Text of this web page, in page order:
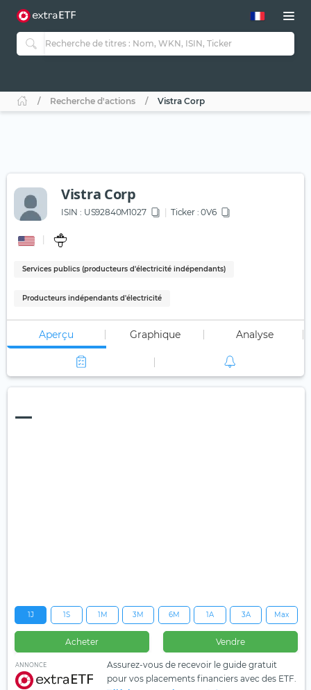
Recherche d'actions Vistra Corp
Vistra Corp
ISIN : US92840M1027 Ticker : 0V6
Services publics (producteurs d'électricité indépendants)
Producteurs indépendants d'électricité
Aperçu Graphique Analyse
—
1J 1S 1M 3M 6M 1A 3A Max
Acheter Vendre
ANNONCE
Assurez-vous de recevoir le guide gratuit
pour vos placements financiers avec des ETF.